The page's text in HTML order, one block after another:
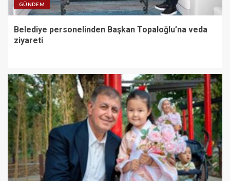
GÜNDEM
Belediye personelinden Başkan Topaloğlu’na veda
ziyareti